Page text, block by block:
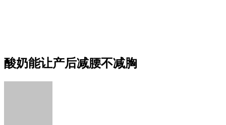
酸奶能让产后减腰不减胸